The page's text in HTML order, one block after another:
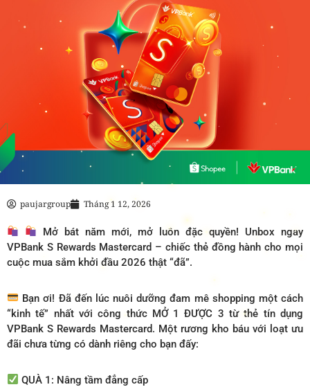
paujargroup Tháng 1 12, 2026
Mở bát năm mới, mở luôn đặc quyền! Unbox ngay
VPBank S Rewards Mastercard – chiếc thẻ đồng hành cho mọi
cuộc mua sắm khởi đầu 2026 thật “đã”.
Bạn ơi! Đã đến lúc nuôi dưỡng đam mê shopping một cách
“kinh tế” nhất với công thức MỞ 1 ĐƯỢC 3 từ thẻ tín dụng
VPBank S Rewards Mastercard. Một rương kho báu với loạt ưu
đãi chưa từng có dành riêng cho bạn đấy:
QUÀ 1: Nâng tầm đẳng cấp